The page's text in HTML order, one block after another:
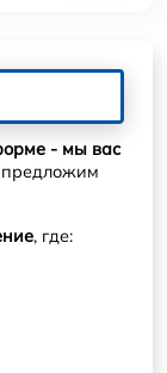
- мы вас
предложим
, где: